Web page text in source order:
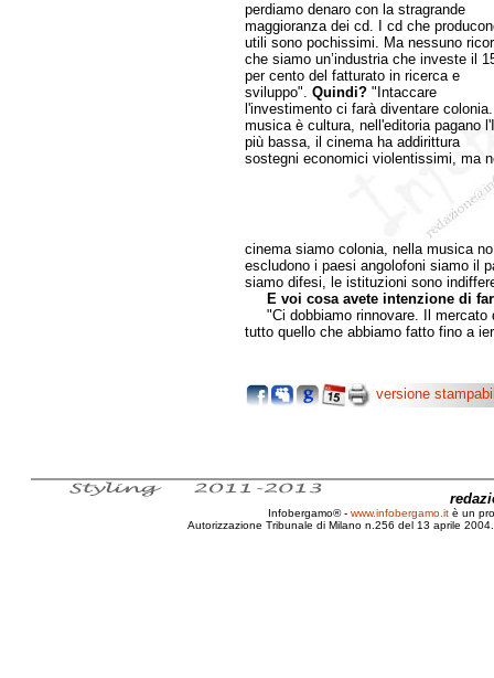
perdiamo denaro con la stragrande
maggioranza dei cd. I cd che
utili sono pochissimi. Ma nessuno
che siamo un’industria che investe il
per cento del fatturato in ricerca e
sviluppo". Quindi?"Intaccare
l'investimento ci farà diventare
musica è cultura, nell'editoria pagano
più bassa, il cinema ha addirittura
sostegni economici violentissimi, ma
cinema siamo colonia, nella musica
escludono i paesi angolofoni siamo il
siamo difesi, le istituzioni sono
E voi cosa avete intenzione di
"Ci dobbiamo rinnovare. Il mercato
tutto quello che abbiamo fatto fino a
versione
Infobergamo® - www.infobergamo.it è un
Autorizzazione Tribunale di Milano n.256 del 13 aprile